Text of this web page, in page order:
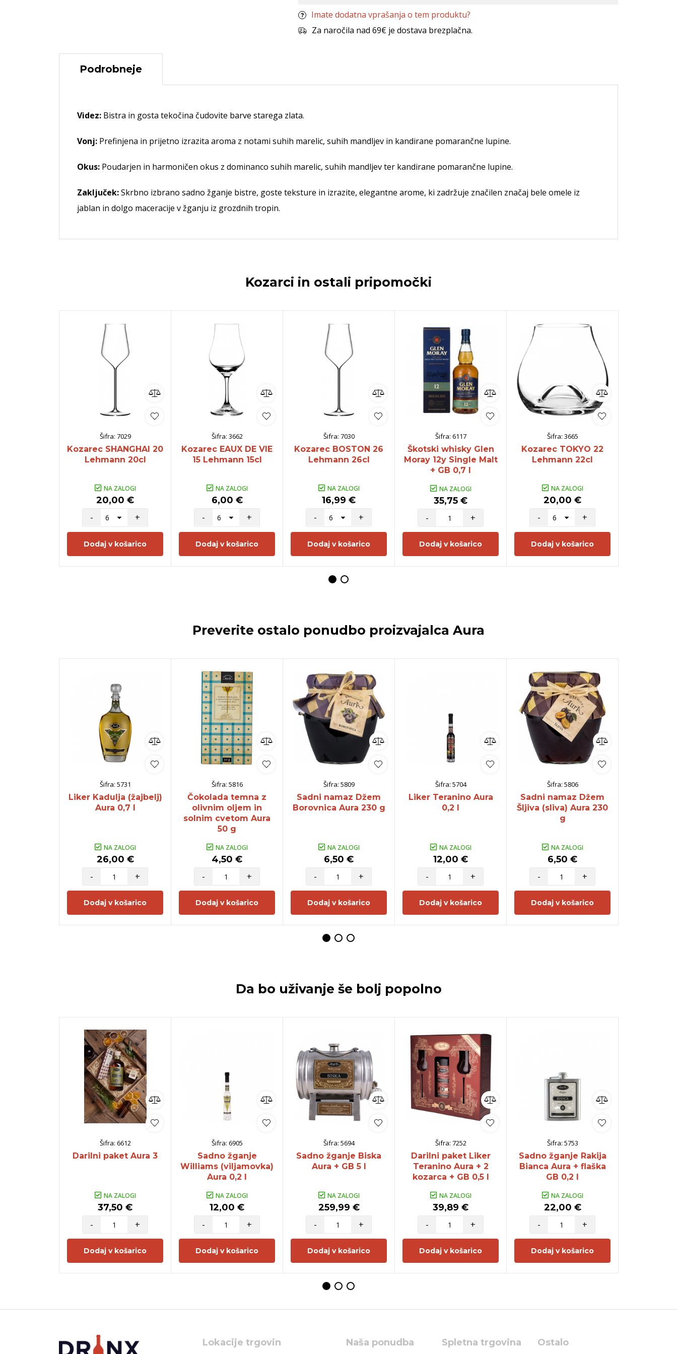
Imate dodatna vprašanja o tem produktu?
Za naročila nad 69€ je dostava brezplačna.
Podrobneje
Videz: Bistra in gosta tekočina čudovite barve starega zlata.
Vonj: Prefinjena in prijetno izrazita aroma z notami suhih marelic, suhih mandljev in kandirane pomarančne lupine.
Okus: Poudarjen in harmoničen okus z dominanco suhih marelic, suhih mandljev ter kandirane pomarančne lupine.
Zaključek:Skrbno izbrano sadno žganje bistre, goste teksture in izrazite, elegantne arome, ki zadržuje značilen značaj bele omele iz
jablan in dolgo maceracije v žganju iz grozdnih tropin.
Kozarci in ostali pripomočki
Šifra: 7029
Kozarec SHANGHAI 20
Lehmann 20cl
NA ZALOGI
20,00 €
-
+
Dodaj v košarico
Šifra: 3662
Kozarec EAUX DE VIE
15 Lehmann 15cl
NA ZALOGI
6,00 €
-
+
Dodaj v košarico
Šifra: 7030
Kozarec BOSTON 26
Lehmann 26cl
NA ZALOGI
16,99 €
-
+
Dodaj v košarico
Šifra: 6117
Škotski whisky Glen
Moray 12y Single Malt
+ GB 0,7 l
NA ZALOGI
35,75 €
-
+
Dodaj v košarico
Šifra: 3665
Kozarec TOKYO 22
Lehmann 22cl
NA ZALOGI
20,00 €
-
+
Dodaj v košarico
Preverite ostalo ponudbo proizvajalca Aura
Šifra: 5731
Liker Kadulja (žajbelj)
Aura 0,7 l
NA ZALOGI
26,00 €
-
+
Dodaj v košarico
Šifra: 5816
Čokolada temna z
olivnim oljem in
solnim cvetom Aura
50 g
NA ZALOGI
4,50 €
-
+
Dodaj v košarico
Šifra: 5809
Sadni namaz Džem
Borovnica Aura 230 g
NA ZALOGI
6,50 €
-
+
Dodaj v košarico
Šifra: 5704
Liker Teranino Aura
0,2 l
NA ZALOGI
12,00 €
-
+
Dodaj v košarico
Šifra: 5806
Sadni namaz Džem
Šljiva (sliva) Aura 230
g
NA ZALOGI
6,50 €
-
+
Dodaj v košarico
Da bo uživanje še bolj popolno
Šifra: 6612
Darilni paket Aura 3
NA ZALOGI
37,50 €
-
+
Dodaj v košarico
Šifra: 6905
Sadno žganje
Williams (viljamovka)
Aura 0,2 l
NA ZALOGI
12,00 €
-
+
Dodaj v košarico
Šifra: 5694
Sadno žganje Biska
Aura + GB 5 l
NA ZALOGI
259,99 €
-
+
Dodaj v košarico
Šifra: 7252
Darilni paket Liker
Teranino Aura + 2
kozarca + GB 0,5 l
NA ZALOGI
39,89 €
-
+
Dodaj v košarico
Šifra: 5753
Sadno žganje Rakija
Bianca Aura + flaška
GB 0,2 l
NA ZALOGI
22,00 €
-
+
Dodaj v košarico
Lokacije trgovin Naša ponudba Spletna trgovina Ostalo